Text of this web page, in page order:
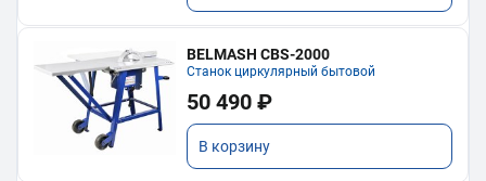
BELMASH CBS-2000
Станок циркулярный бытовой
50 490 ₽
В корзину